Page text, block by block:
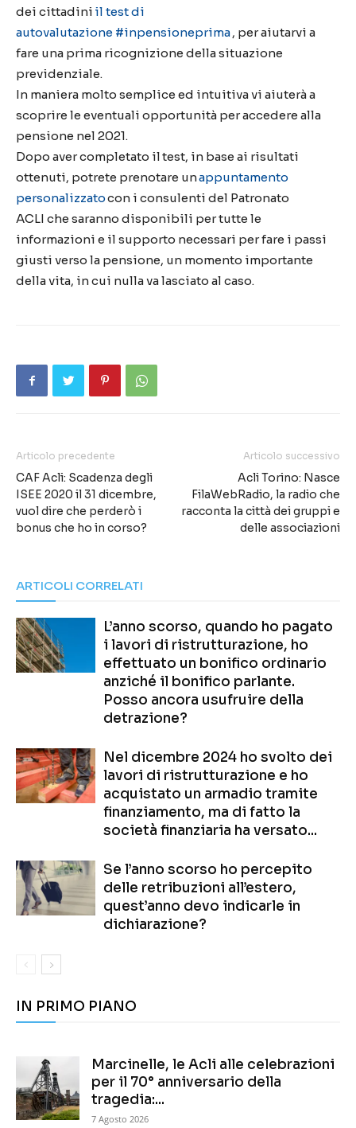
dei cittadini il test di
autovalutazione #inpensioneprima, per aiutarvi a
fare una prima ricognizione della situazione
previdenziale.
In maniera molto semplice ed intuitiva vi aiuterà a
scoprire le eventuali opportunità per accedere alla
pensione nel 2021.
Dopo aver completato iltest, in base ai risultati
ottenuti, potrete prenotare unappuntamento
personalizzatocon i consulenti del Patronato
ACLI che saranno disponibili per tutte le
informazioni e il supporto necessari per fare i passi
giusti verso la pensione, un momento importante
della vita, in cui nulla va lasciato al caso.
Articolo precedente
CAF Acli: Scadenza degli
ISEE 2020 il 31 dicembre,
vuol dire che perderò i
bonus che ho in corso?
Articolo successivo
Acli Torino: Nasce
FilaWebRadio, la radio che
racconta la città dei gruppi e
delle associazioni
ARTICOLI CORRELATI
L’anno scorso, quando ho pagato
i lavori di ristrutturazione, ho
effettuato un bonifico ordinario
anziché il bonifico parlante.
Posso ancora usufruire della
detrazione?
Nel dicembre 2024 ho svolto dei
lavori di ristrutturazione e ho
acquistato un armadio tramite
finanziamento, ma di fatto la
società finanziaria ha versato...
Se l’anno scorso ho percepito
delle retribuzioni all’estero,
quest’anno devo indicarle in
dichiarazione?
IN PRIMO PIANO
Marcinelle, le Acli alle celebrazioni
per il 70° anniversario della
tragedia:...
7 Agosto 2026